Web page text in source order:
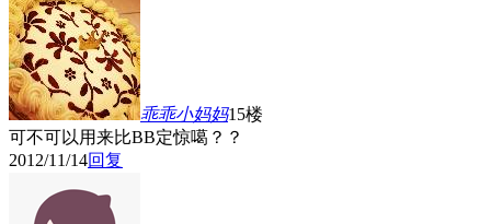
乖乖小妈妈15楼
可不可以用来比BB定惊噶？？
2012/11/14回复